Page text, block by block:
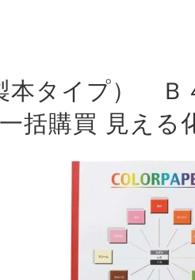
本タイプ）
括購買 見える